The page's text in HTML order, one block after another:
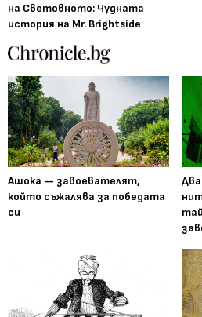
на Световното: Чудната
история на Mr. Brightside
Ашока — завоевателят,
който съжалява за победата
си